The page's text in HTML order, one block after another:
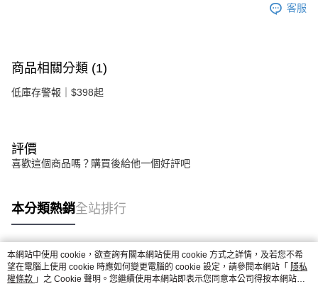
客服
商品相關分類 (1)
低庫存警報｜$398起
評價
喜歡這個商品嗎？購買後給他一個好評吧
本分類熱銷全站排行
熱門標籤
本網站中使用 cookie，欲查詢有關本網站使用 cookie 方式之詳情，及若您不希
望在電腦上使用 cookie 時應如何變更電腦的 cookie 設定，請參閱本網站「 隱私
權條款 」之 Cookie 聲明。您繼續使用本網站即表示您同意本公司得按本網站使